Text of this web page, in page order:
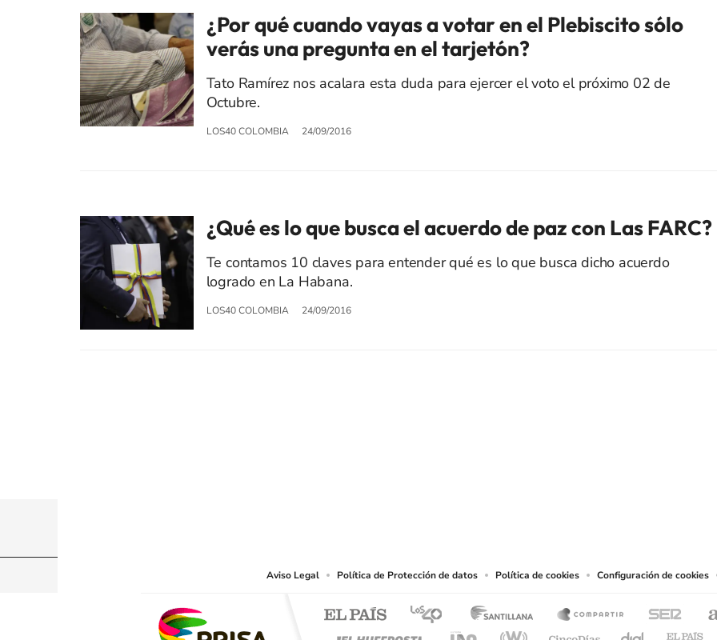
¿Por qué cuando vayas a votar en el Plebiscito sólo
verás una pregunta en el tarjetón?
Tato Ramírez nos acalara esta duda para ejercer el voto el próximo 02 de
Octubre.
LOS40 COLOMBIA 24/09/2016
¿Qué es lo que busca el acuerdo de paz con Las FARC?
Te contamos 10 claves para entender qué es lo que busca dicho acuerdo
logrado en La Habana.
LOS40 COLOMBIA 24/09/2016
Aviso Legal Política de Protección de datos Política de cookies Configuración de cookies